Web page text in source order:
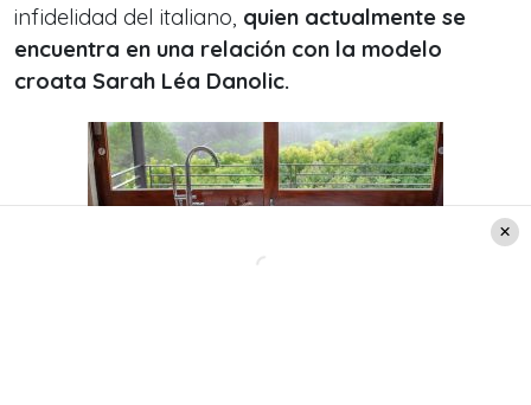
infidelidad del italiano, quien actualmente se
encuentra en una relación con la modelo
croata Sarah Léa Danolic.